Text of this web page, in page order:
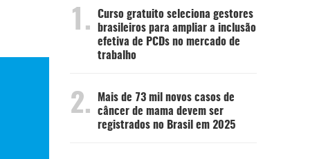
1.
Curso gratuito seleciona gestores
brasileiros para ampliar a inclusão
efetiva de PCDs no mercado de
trabalho
2.
Mais de 73 mil novos casos de
câncer de mama devem ser
registrados no Brasil em 2025